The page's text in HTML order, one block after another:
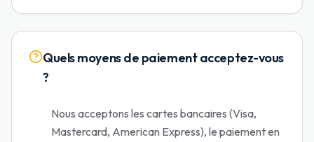
Quels moyens de paiement acceptez-vous
?
Nous acceptons les cartes bancaires (Visa,
Mastercard, American Express), le paiement en